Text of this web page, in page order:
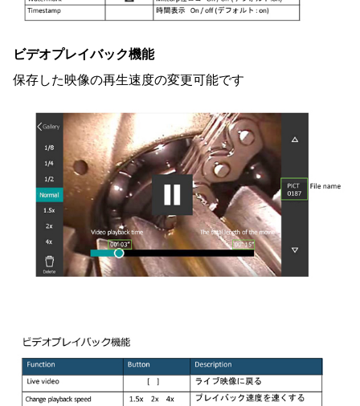
ビデオプレイバック機能
保存した映像の再生速度の変更可能です